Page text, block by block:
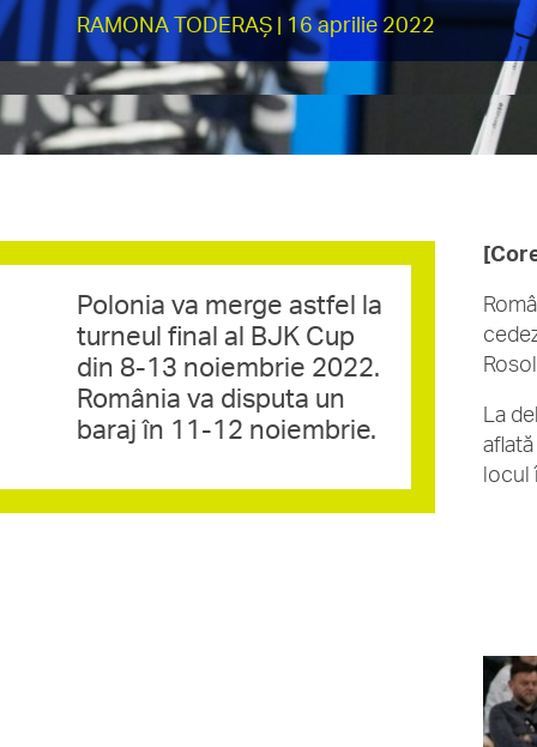
RAMONA TODERAȘ | 16 aprilie 2022
Polonia va merge astfel la
turneul final al BJK Cup
din 8-13 noiembrie 2022.
România va disputa un
baraj în 11-12 noiembrie.
La
locul